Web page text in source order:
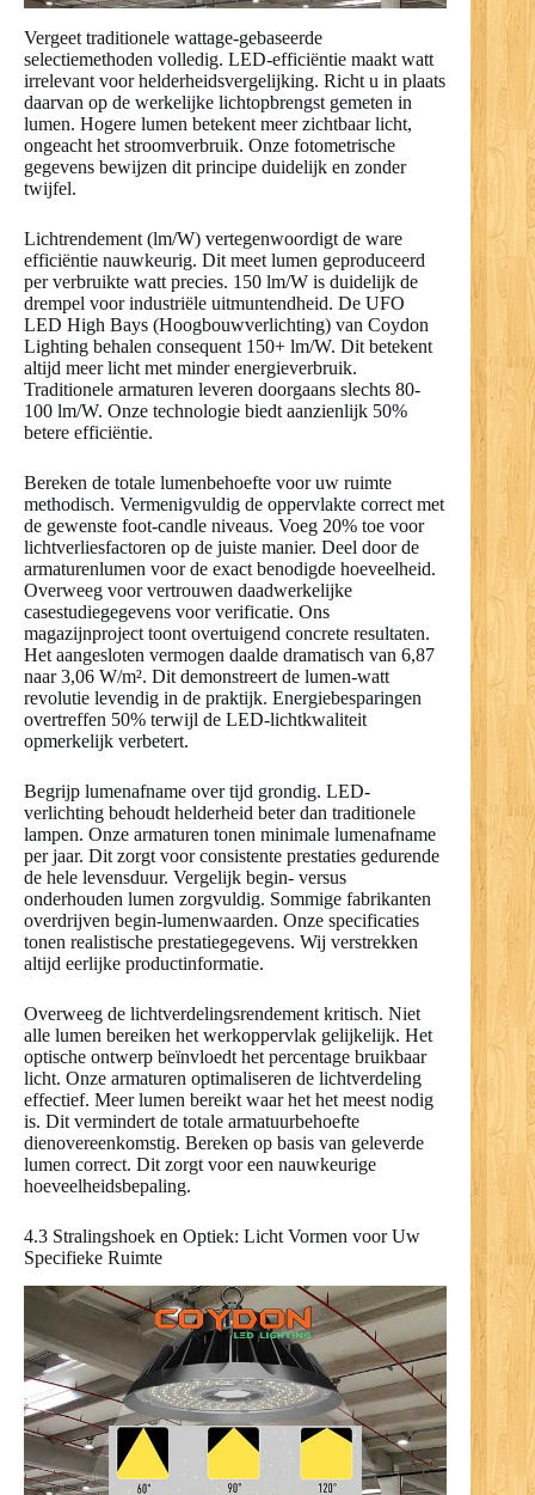
Vergeet traditionele wattage-gebaseerde
selectiemethoden volledig. LED-efficiëntie maakt watt
irrelevant voor helderheidsvergelijking. Richt u in plaats
daarvan op de werkelijke lichtopbrengst gemeten in
lumen. Hogere lumen betekent meer zichtbaar licht,
ongeacht het stroomverbruik. Onze fotometrische
gegevens bewijzen dit principe duidelijk en zonder
twijfel.
Lichtrendement (lm/W) vertegenwoordigt de ware
efficiëntie nauwkeurig. Dit meet lumen geproduceerd
per verbruikte watt precies. 150 lm/W is duidelijk de
drempel voor industriële uitmuntendheid. De UFO
LED High Bays (Hoogbouwverlichting) van Coydon
Lighting behalen consequent 150+ lm/W. Dit betekent
altijd meer licht met minder energieverbruik.
Traditionele armaturen leveren doorgaans slechts 80-
100 lm/W. Onze technologie biedt aanzienlijk 50%
betere efficiëntie.
Bereken de totale lumenbehoefte voor uw ruimte
methodisch. Vermenigvuldig de oppervlakte correct met
de gewenste foot-candle niveaus. Voeg 20% toe voor
lichtverliesfactoren op de juiste manier. Deel door de
armaturenlumen voor de exact benodigde hoeveelheid.
Overweeg voor vertrouwen daadwerkelijke
casestudiegegevens voor verificatie. Ons
magazijnproject toont overtuigend concrete resultaten.
Het aangesloten vermogen daalde dramatisch van 6,87
naar 3,06 W/m². Dit demonstreert de lumen-watt
revolutie levendig in de praktijk. Energiebesparingen
overtreffen 50% terwijl de LED-lichtkwaliteit
opmerkelijk verbetert.
Begrijp lumenafname over tijd grondig. LED-
verlichting behoudt helderheid beter dan traditionele
lampen. Onze armaturen tonen minimale lumenafname
per jaar. Dit zorgt voor consistente prestaties gedurende
de hele levensduur. Vergelijk begin- versus
onderhouden lumen zorgvuldig. Sommige fabrikanten
overdrijven begin-lumenwaarden. Onze specificaties
tonen realistische prestatiegegevens. Wij verstrekken
altijd eerlijke productinformatie.
Overweeg de lichtverdelingsrendement kritisch. Niet
alle lumen bereiken het werkoppervlak gelijkelijk. Het
optische ontwerp beïnvloedt het percentage bruikbaar
licht. Onze armaturen optimaliseren de lichtverdeling
effectief. Meer lumen bereikt waar het het meest nodig
is. Dit vermindert de totale armatuurbehoefte
dienovereenkomstig. Bereken op basis van geleverde
lumen correct. Dit zorgt voor een nauwkeurige
hoeveelheidsbepaling.
4.3 Stralingshoek en Optiek: Licht Vormen voor Uw
Specifieke Ruimte